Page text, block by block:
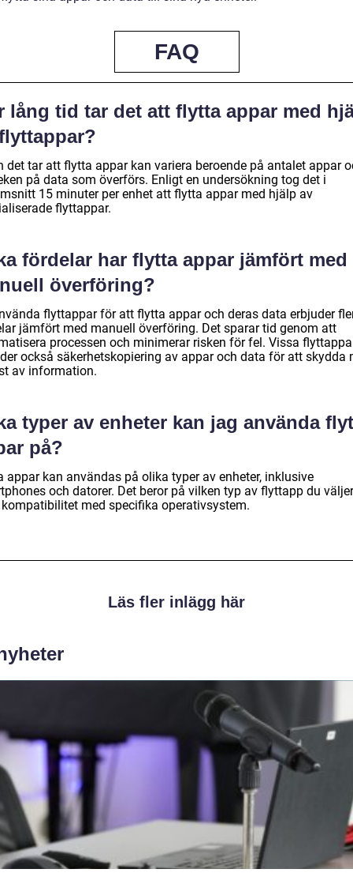
FAQ
lång tid tar det att flytta appar med
det tar att flytta appar kan variera beroende på antalet appar
på data som överförs. Enligt en undersökning tog det i
15 minuter per enhet att flytta appar med hjälp av
flyttappar.
fördelar har flytta appar jämfört med
överföring?
flyttappar för att flytta appar och deras data erbjuder
jämfört med manuell överföring. Det sparar tid genom att
processen och minimerar risken för fel. Vissa
också säkerhetskopiering av appar och data för att skydda
av information.
typer av enheter kan jag använda
på?
appar kan användas på olika typer av enheter, inklusive
och datorer. Det beror på vilken typ av flyttapp du
med specifika operativsystem.
Läs fler inlägg här